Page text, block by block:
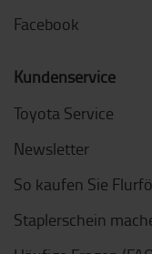
Facebook
Kundenservice
Toyota Service
Newsletter
So kaufen Sie
Staplerschein